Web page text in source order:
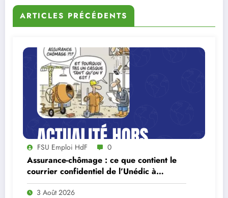
ARTICLES PRÉCÉDENTS
FSU Emploi HdF 0
Assurance-chômage : ce que contient le
courrier confidentiel de l’Unédic à
Lecornu
3 Août 2026